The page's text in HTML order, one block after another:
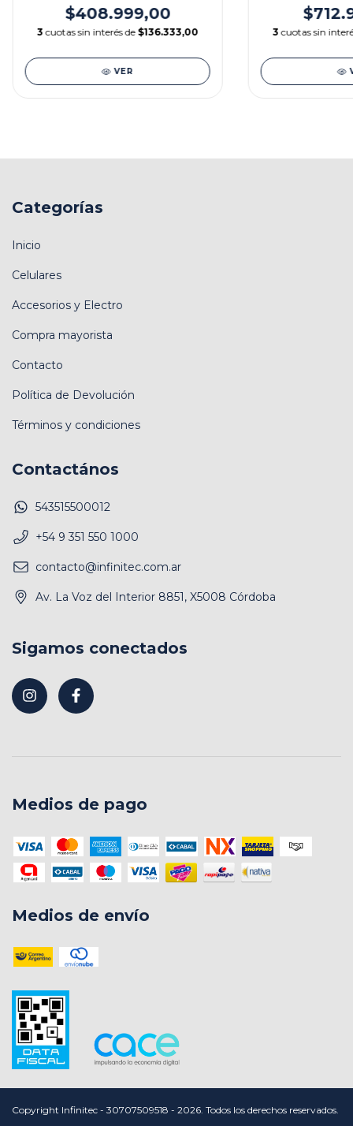
$408.999,00
3 cuotas sin interés de $136.333,00
VER
3 cuotas sin
Categorías
Inicio
Celulares
Accesorios y Electro
Compra mayorista
Contacto
Política de Devolución
Términos y condiciones
Contactános
543515500012
+54 9 351 550 1000
contacto@infinitec.com.ar
Av. La Voz del Interior 8851, X5008 Córdoba
Sigamos conectados
Medios de pago
Medios de envío
Copyright Infinitec - 30707509518 - 2026. Todos los derechos reservados.